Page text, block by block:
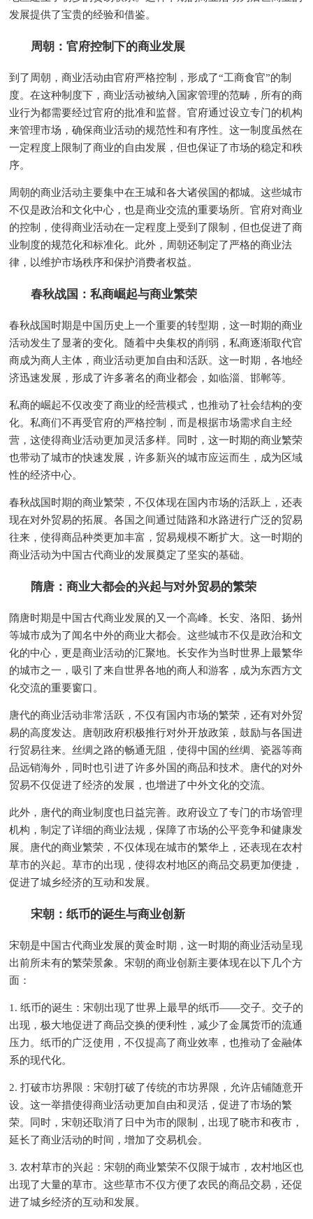
发展提供了宝贵的经验和借鉴。
周朝：官府控制下的商业发展
到了周朝，商业活动由官府严格控制，形成了“工商食官”的制
度。在这种制度下，商业活动被纳入国家管理的范畴，所有的商
业行为都需要经过官府的批准和监督。官府通过设立专门的机构
来管理市场，确保商业活动的规范性和有序性。这一制度虽然在
一定程度上限制了商业的自由发展，但也保证了市场的稳定和秩
序。
周朝的商业活动主要集中在王城和各大诸侯国的都城。这些城市
不仅是政治和文化中心，也是商业交流的重要场所。官府对商业
的控制，使得商业活动在一定程度上受到了限制，但也促进了商
业制度的规范化和标准化。此外，周朝还制定了严格的商业法
律，以维护市场秩序和保护消费者权益。
春秋战国：私商崛起与商业繁荣
春秋战国时期是中国历史上一个重要的转型期，这一时期的商业
活动发生了显著的变化。随着中央集权的削弱，私商逐渐取代官
商成为商人主体，商业活动更加自由和活跃。这一时期，各地经
济迅速发展，形成了许多著名的商业都会，如临淄、邯郸等。
私商的崛起不仅改变了商业的经营模式，也推动了社会结构的变
化。私商们不再受官府的严格控制，而是根据市场需求自主经
营，这使得商业活动更加灵活多样。同时，这一时期的商业繁荣
也带动了城市的快速发展，许多新兴的城市应运而生，成为区域
性的经济中心。
春秋战国时期的商业繁荣，不仅体现在国内市场的活跃上，还表
现在对外贸易的拓展。各国之间通过陆路和水路进行广泛的贸易
往来，使得商品种类更加丰富，贸易规模不断扩大。这一时期的
商业活动为中国古代商业的发展奠定了坚实的基础。
隋唐：商业大都会的兴起与对外贸易的繁荣
隋唐时期是中国古代商业发展的又一个高峰。长安、洛阳、扬州
等城市成为了闻名中外的商业大都会。这些城市不仅是政治和文
化的中心，更是商业活动的汇聚地。长安作为当时世界上最繁华
的城市之一，吸引了来自世界各地的商人和游客，成为东西方文
化交流的重要窗口。
唐代的商业活动非常活跃，不仅有国内市场的繁荣，还有对外贸
易的高度发达。唐朝政府积极推行对外开放政策，鼓励与各国进
行贸易往来。丝绸之路的畅通无阻，使得中国的丝绸、瓷器等商
品远销海外，同时也引进了许多外国的商品和技术。唐代的对外
贸易不仅促进了经济的发展，也增进了中外文化的交流。
此外，唐代的商业制度也日益完善。政府设立了专门的市场管理
机构，制定了详细的商业法规，保障了市场的公平竞争和健康发
展。唐代的商业繁荣，不仅体现在城市的繁华上，还表现在农村
草市的兴起。草市的出现，使得农村地区的商品交易更加便捷，
促进了城乡经济的互动和发展。
宋朝：纸币的诞生与商业创新
宋朝是中国古代商业发展的黄金时期，这一时期的商业活动呈现
出前所未有的繁荣景象。宋朝的商业创新主要体现在以下几个方
面：
1. 纸币的诞生：宋朝出现了世界上最早的纸币——交子。交子的
出现，极大地促进了商品交换的便利性，减少了金属货币的流通
压力。纸币的广泛使用，不仅提高了商业效率，也推动了金融体
系的现代化。
2. 打破市坊界限：宋朝打破了传统的市坊界限，允许店铺随意开
设。这一举措使得商业活动更加自由和灵活，促进了市场的繁
荣。同时，宋朝还取消了日中为市的限制，出现了晓市和夜市，
延长了商业活动的时间，增加了交易机会。
3. 农村草市的兴起：宋朝的商业繁荣不仅限于城市，农村地区也
出现了大量的草市。这些草市不仅方便了农民的商品交易，还促
进了城乡经济的互动和发展。